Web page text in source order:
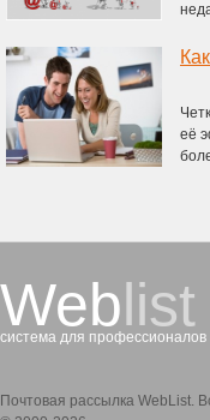
её
Weblist
система для профессионалов
Почтовая рассылка WebList.